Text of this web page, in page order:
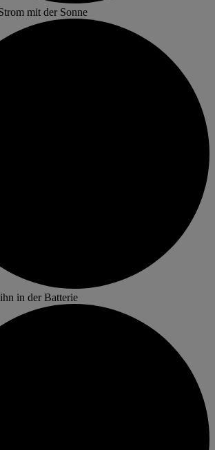
mit der Sonne
in der Batterie